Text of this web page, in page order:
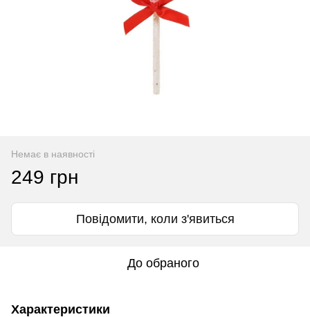
Немає в наявності
249 грн
Повідомити, коли з'явиться
До обраного
Характеристики